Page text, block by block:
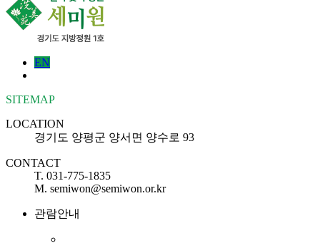
EN
SITEMAP
LOCATION
경기도 양평군 양서면 양수로 93
CONTACT
T. 031-775-1835
M. semiwon@semiwon.or.kr
관람안내